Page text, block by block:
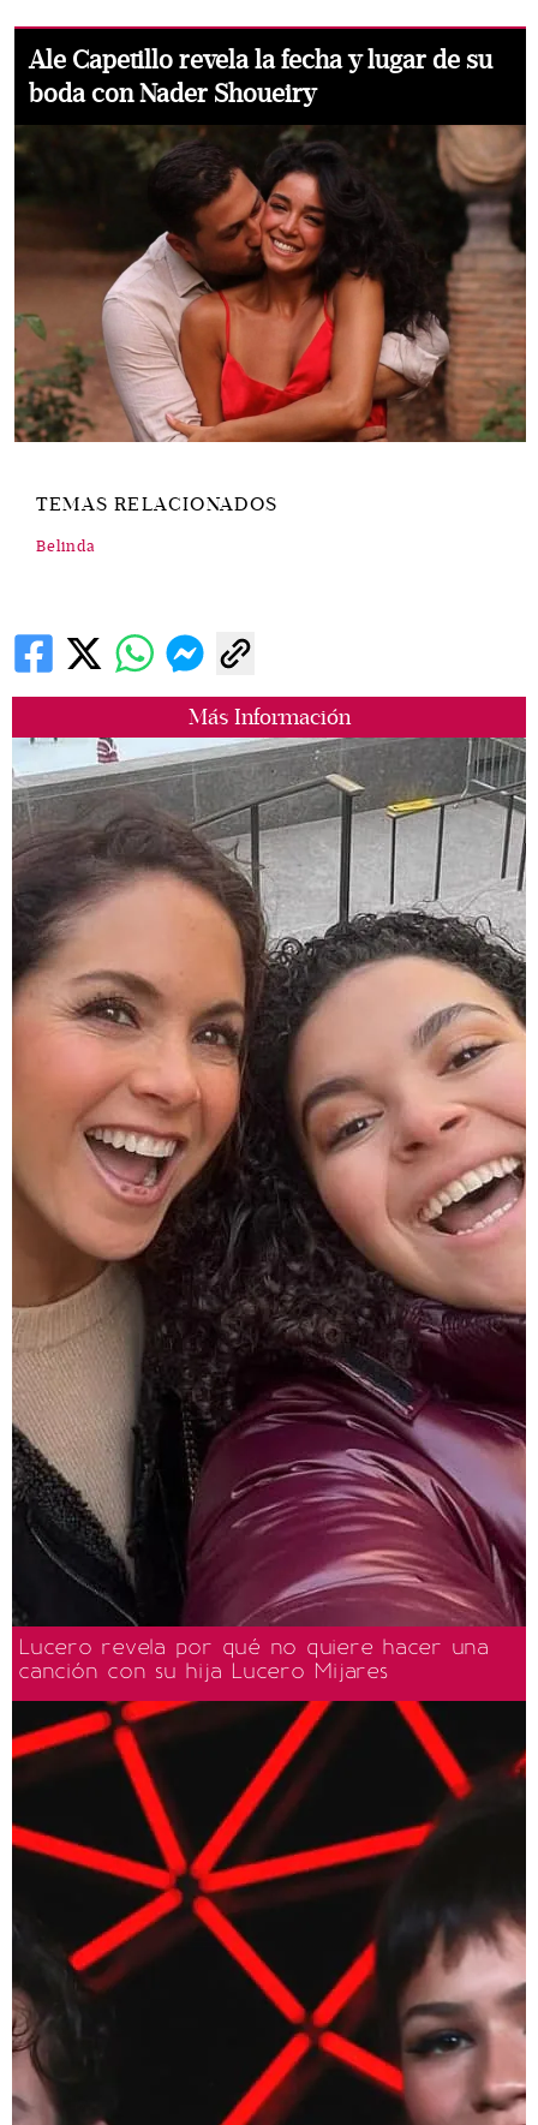
Más Información
Lucero revela por qué no quiere hacer una
canción con su hija Lucero Mijares
Ale Capetillo revela la fecha y lugar de su
boda con Nader Shoueiry
TEMAS RELACIONADOS
Belinda